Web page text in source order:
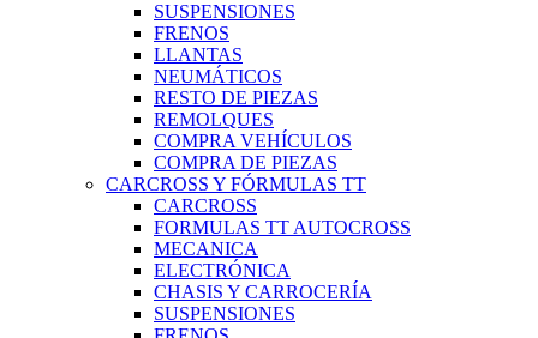
SUSPENSIONES
FRENOS
LLANTAS
NEUMÁTICOS
RESTO DE PIEZAS
REMOLQUES
COMPRA VEHÍCULOS
COMPRA DE PIEZAS
CARCROSS Y FÓRMULAS TT
CARCROSS
FORMULAS TT AUTOCROSS
MECANICA
ELECTRÓNICA
CHASIS Y CARROCERÍA
SUSPENSIONES